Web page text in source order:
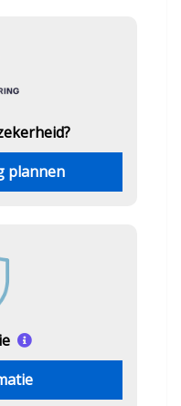
plannen